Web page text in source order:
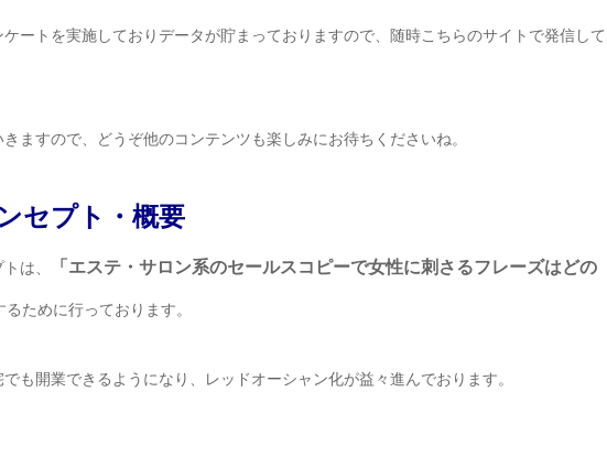
ートを実施しておりデータが貯まっておりますので、随時こちらのサイトで発信して
ますので、どうぞ他のコンテンツも楽しみにお待ちくださいね。
セプト・概要
は、 「エステ・サロン系のセールスコピーで女性に刺さるフレーズはどの
るために行っております。
も開業できるようになり、レッドオーシャン化が益々進んでおります。